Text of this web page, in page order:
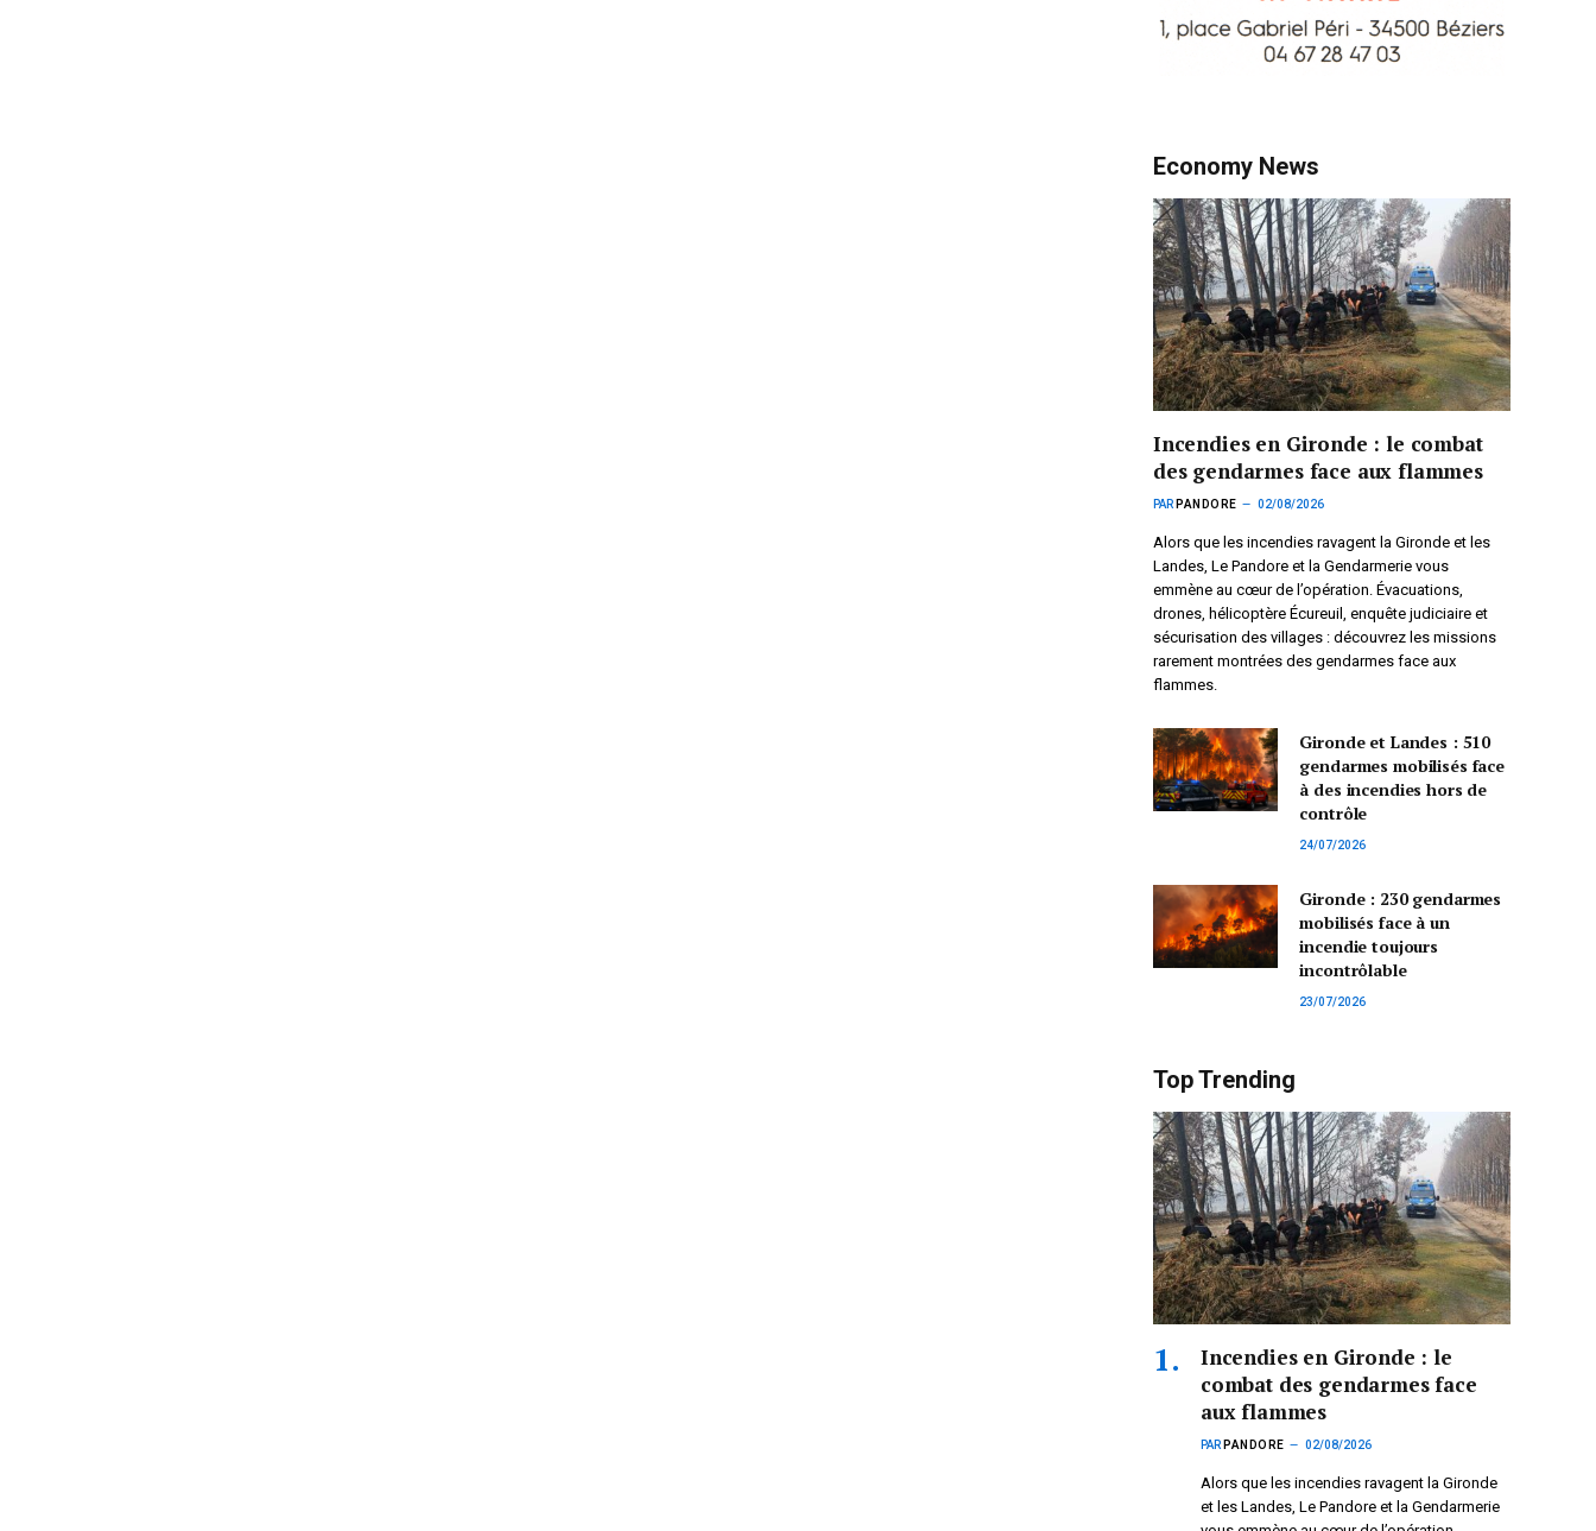
Economy News
Incendies en Gironde : le combat
des gendarmes face aux flammes
PAR PANDORE 02/08/2026
Alors que les incendies ravagent la Gironde et les
Landes, Le Pandore et la Gendarmerie vous
emmène au cœur de l’opération. Évacuations,
drones, hélicoptère Écureuil, enquête judiciaire et
sécurisation des villages : découvrez les missions
rarement montrées des gendarmes face aux
flammes.
Gironde et Landes : 510
gendarmes mobilisés face
à des incendies hors de
contrôle
24/07/2026
Gironde : 230 gendarmes
mobilisés face à un
incendie toujours
incontrôlable
23/07/2026
Top Trending
Incendies en Gironde : le
combat des gendarmes face
aux flammes
PAR PANDORE 02/08/2026
Alors que les incendies ravagent la Gironde
et les Landes, Le Pandore et la Gendarmerie